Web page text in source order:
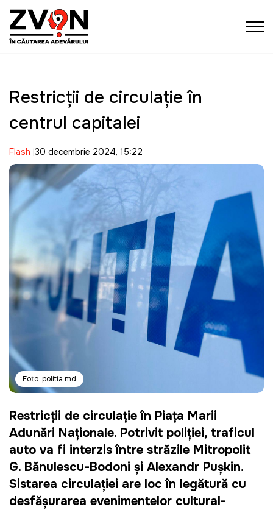
Restricții de circulație în
centrul capitalei
Flash 30 decembrie 2024, 15:22
Foto: politia.md
Restricții de circulație în Piața Marii
Adunări Naționale. Potrivit poliției, traficul
auto va fi interzis între străzile Mitropolit
G. Bănulescu-Bodoni și Alexandr Pușkin.
Sistarea circulației are loc în legătură cu
desfășurarea evenimentelor cultural-